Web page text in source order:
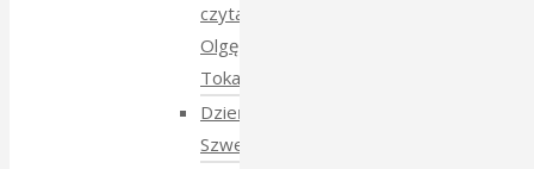
czyta
Olgę
Tokarczuk
Dzień
Szwedzki